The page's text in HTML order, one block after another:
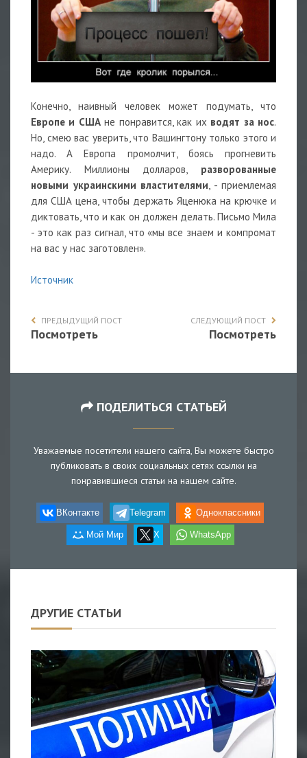
Конечно, наивный человек может подумать, что
Европе и СШАне понравится, как их водят за нос.
Но, смею вас уверить, что Вашингтону только этого и
надо. А Европа промолчит, боясь прогневить
Америку. Миллионы долларов, разворованные
новыми украинскими властителями, - приемлемая
для США цена, чтобы держать Яценюка на крючке и
диктовать, что и как он должен делать. Письмо Мила
- это как раз сигнал, что «мы все знаем и компромат
на вас у нас заготовлен».
Источник
ПРЕДЫДУЩИЙ ПОСТ
Посмотреть
СЛЕДУЮЩИЙ ПОСТ
Посмотреть
ПОДЕЛИТЬСЯ СТАТЬЕЙ
Уважаемые посетители нашего сайта, Вы можете быстро
публиковать в своих социальных сетях ссылки на
понравившиеся статьи на нашем сайте.
ВКонтакте Telegram Одноклассники
Мой Мир X WhatsApp
ДРУГИЕ СТАТЬИ